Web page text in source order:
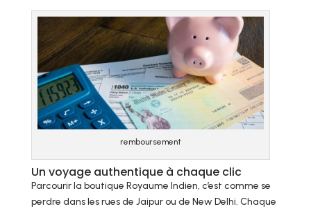
remboursement
Un voyage authentique à chaque clic
Parcourir la boutique Royaume Indien, c’est comme se
perdre dans les rues de Jaipur ou de New Delhi. Chaque